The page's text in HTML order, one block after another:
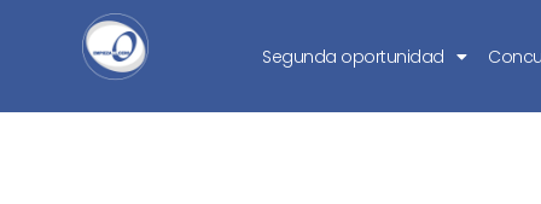
Segunda oportunidad